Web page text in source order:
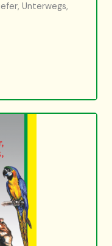
Unterwegs,